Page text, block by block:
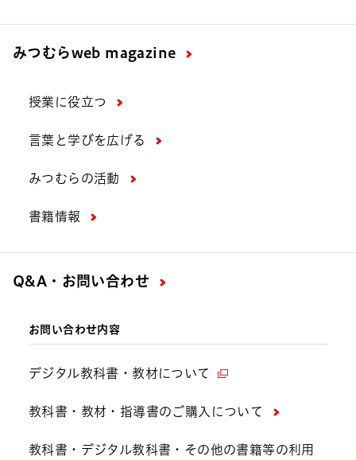
みつむらweb magazine
授業に役立つ
言葉と学びを広げる
みつむらの活動
書籍情報
Q&A・お問い合わせ
お問い合わせ内容
デジタル教科書・教材について
教科書・教材・指導書のご購入について
教科書・デジタル教科書・その他の書籍等の利用